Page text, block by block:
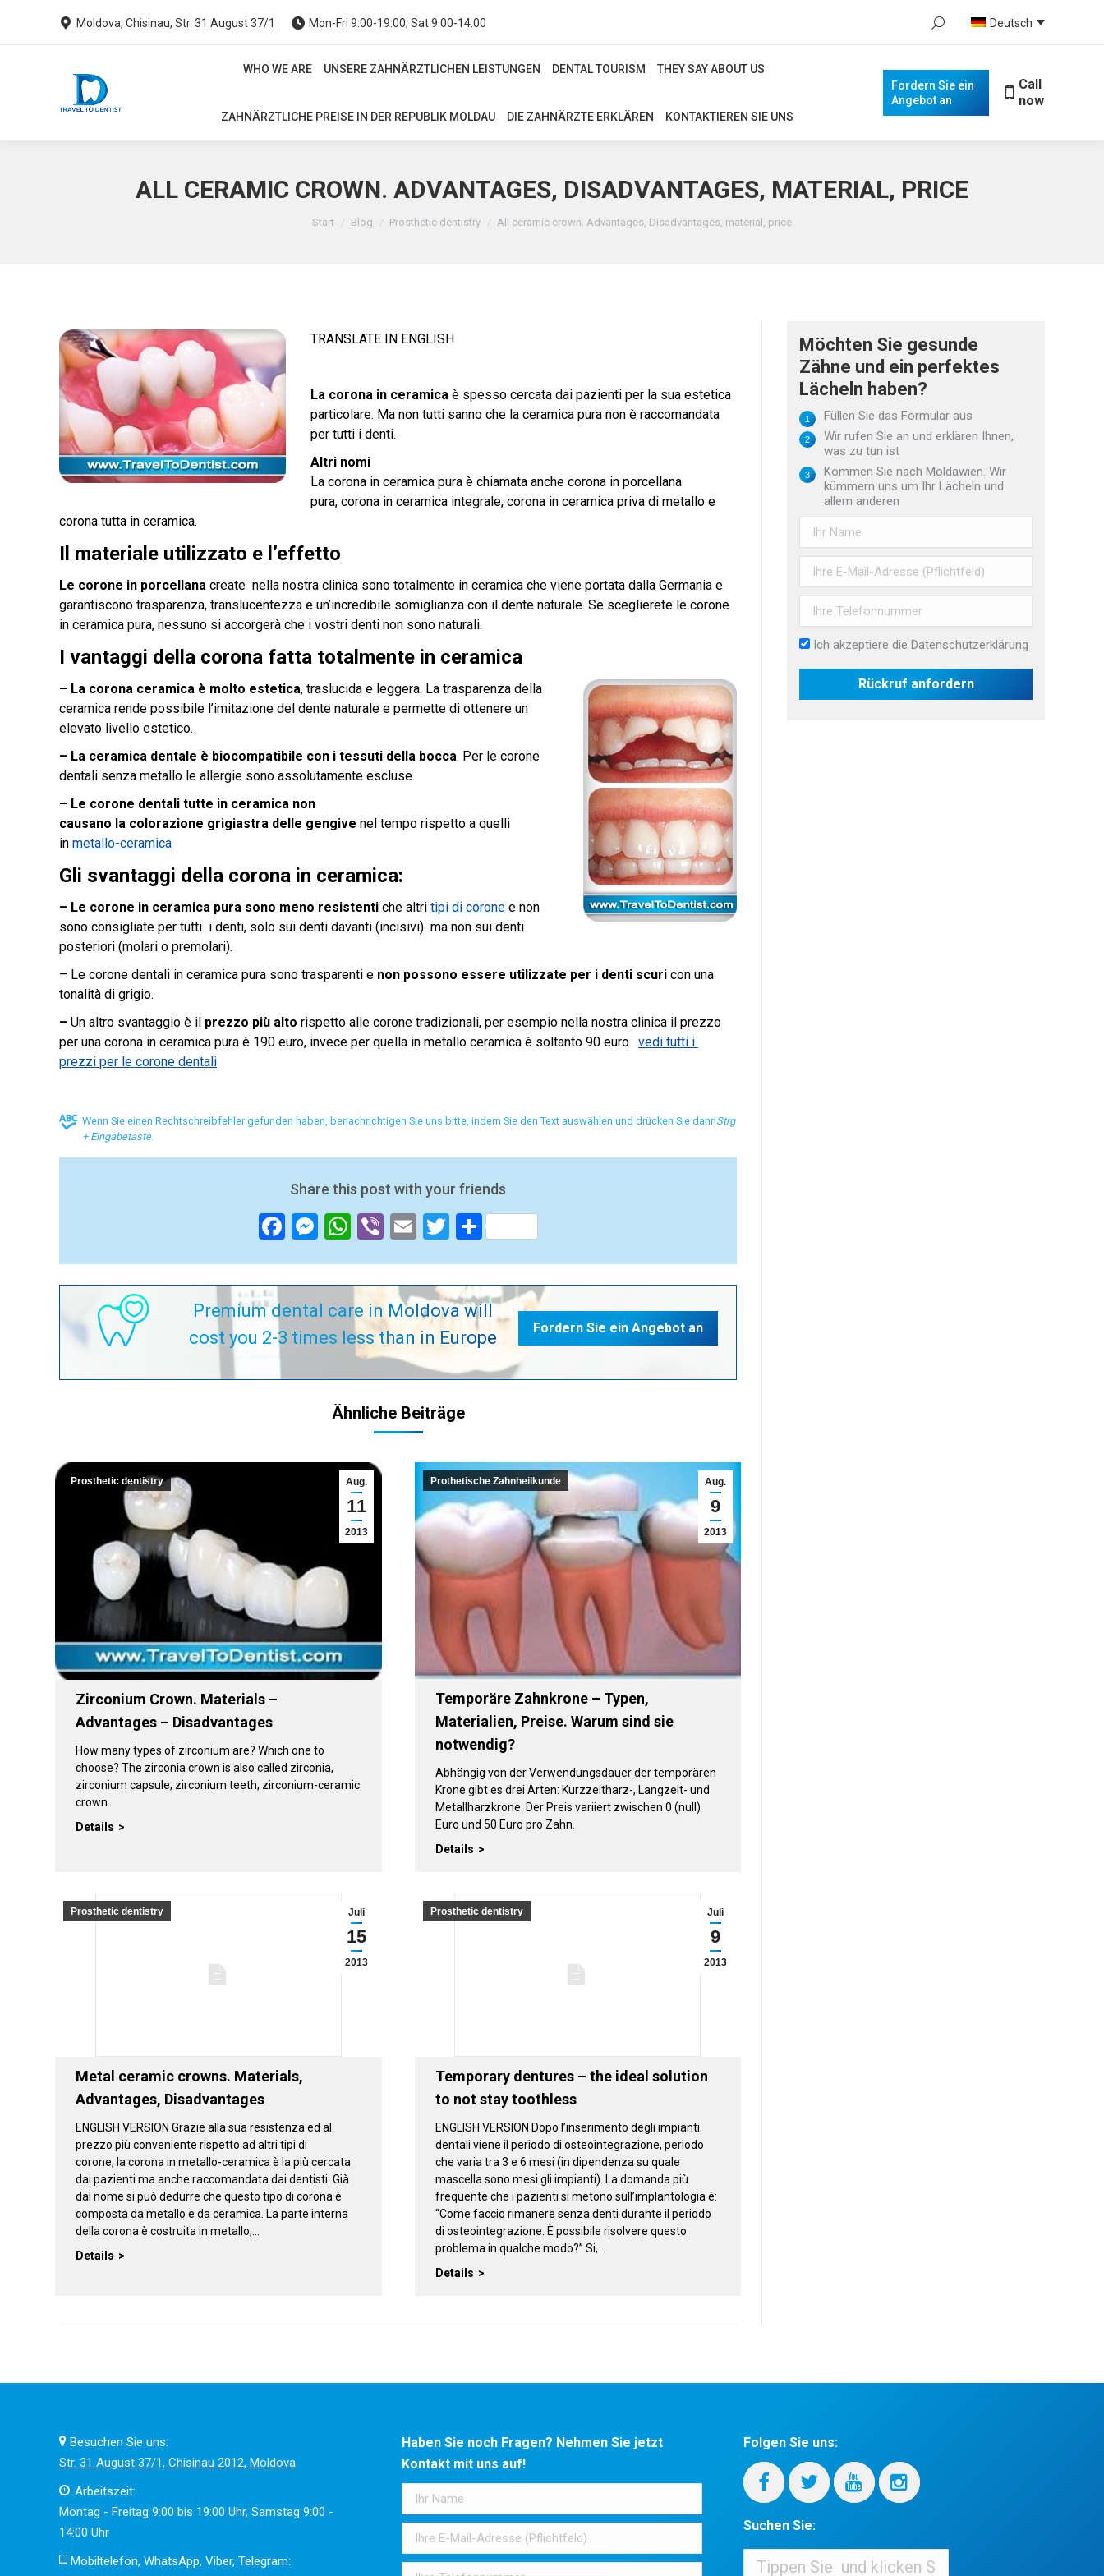
Moldova, Chisinau, Str. 31 August 37/1 Mon-Fri 9:00-19:00, Sat 9:00-14:00
When autocomplete results are
Deutsch
WHO WE ARE UNSERE ZAHNÄRZTLICHEN LEISTUNGEN DENTAL TOURISM THEY SAY ABOUT US
ZAHNÄRZTLICHE PREISE IN DER REPUBLIK MOLDAU DIE ZAHNÄRZTE ERKLÄREN KONTAKTIEREN SIE UNS
Fordern Sie ein
Angebot an
Call
now
ALL CERAMIC CROWN. ADVANTAGES, DISADVANTAGES, MATERIAL, PRICE
Sie befinden sich hier:
Start Blog Prosthetic dentistry All ceramic crown. Advantages, Disadvantages, material, price
TRANSLATE IN ENGLISH
La corona in ceramica è spesso cercata dai pazienti per la sua estetica
particolare. Ma non tutti sanno che la ceramica pura non è raccomandata
per tutti i denti.
Altri nomi
La corona in ceramica pura è chiamata anche corona in porcellana
pura, corona in ceramica integrale, corona in ceramica priva di metallo e
corona tutta in ceramica.
Il materiale utilizzato e l’effetto
Le corone in porcellana create nella nostra clinica sono totalmente in ceramica che viene portata dalla Germania e
garantiscono trasparenza, translucentezza e un’incredibile somiglianza con il dente naturale. Se sceglierete le corone
in ceramica pura, nessuno si accorgerà che i vostri denti non sono naturali.
I vantaggi della corona fatta totalmente in ceramica
– La corona ceramica è molto estetica, traslucida e leggera. La trasparenza della
ceramica rende possibile l’imitazione del dente naturale e permette di ottenere un
elevato livello estetico.
– La ceramica dentale è biocompatibile con i tessuti della bocca. Per le corone
dentali senza metallo le allergie sono assolutamente escluse.
– Le corone dentali tutte in ceramica non
causano la colorazione grigiastra delle gengive nel tempo rispetto a quelli
in metallo-ceramica
Gli svantaggi della corona in ceramica:
– Le corone in ceramica pura sono meno resistenti che altri tipi di corone e non
sono consigliate per tutti i denti, solo sui denti davanti (incisivi) ma non sui denti
posteriori (molari o premolari).
– Le corone dentali in ceramica pura sono trasparenti e non possono essere utilizzate per i denti scuri con una
tonalità di grigio.
– Un altro svantaggio è il prezzo più alto rispetto alle corone tradizionali, per esempio nella nostra clinica il prezzo
per una corona in ceramica pura è 190 euro, invece per quella in metallo ceramica è soltanto 90 euro. vedi tutti i
prezzi per le corone dentali
Wenn Sie einen Rechtschreibfehler gefunden haben, benachrichtigen Sie uns bitte, indem Sie den Text auswählen und drücken Sie dannStrg
+ Eingabetaste.
Share this post with your friends
Facebook
Messenger
WhatsApp
ViberEmailTwitter
Teilen
Premium dental care in Moldova will
cost you 2-3 times less than in Europe
Fordern Sie ein Angebot an
Ähnliche Beiträge
Prosthetic dentistry Aug.
11
2013
Zirconium Crown. Materials –
Advantages – Disadvantages
How many types of zirconium are? Which one to
choose? The zirconia crown is also called zirconia,
zirconium capsule, zirconium teeth, zirconium-ceramic
crown.
Details
Prothetische Zahnheilkunde Aug.
9
2013
Temporäre Zahnkrone – Typen,
Materialien, Preise. Warum sind sie
notwendig?
Abhängig von der Verwendungsdauer der temporären
Krone gibt es drei Arten: Kurzzeitharz-, Langzeit- und
Metallharzkrone. Der Preis variiert zwischen 0 (null)
Euro und 50 Euro pro Zahn.
Details
Prosthetic dentistry Juli
15
2013
Metal ceramic crowns. Materials,
Advantages, Disadvantages
ENGLISH VERSION Grazie alla sua resistenza ed al
prezzo più conveniente rispetto ad altri tipi di
corone, la corona in metallo-ceramica è la più cercata
dai pazienti ma anche raccomandata dai dentisti. Già
dal nome si può dedurre che questo tipo di corona è
composta da metallo e da ceramica. La parte interna
della corona è costruita in metallo,…
Details
Prosthetic dentistry Juli
9
2013
Temporary dentures – the ideal solution
to not stay toothless
ENGLISH VERSION Dopo l’inserimento degli impianti
dentali viene il periodo di osteointegrazione, periodo
che varia tra 3 e 6 mesi (in dipendenza su quale
mascella sono mesi gli impianti). La domanda più
frequente che i pazienti si metono sull’implantologia è:
“Come faccio rimanere senza denti durante il periodo
di osteointegrazione. È possibile risolvere questo
problema in qualche modo?” Si,…
Details
Möchten Sie gesunde
Zähne und ein perfektes
Lächeln haben?
Füllen Sie das Formular aus
Wir rufen Sie an und erklären Ihnen,
was zu tun ist
Kommen Sie nach Moldawien. Wir
kümmern uns um Ihr Lächeln und
allem anderen
Ich akzeptiere die Datenschutzerklärung
Besuchen Sie uns:
Str. 31 August 37/1, Chisinau 2012, Moldova
Arbeitszeit:
Montag - Freitag 9:00 bis 19:00 Uhr, Samstag 9:00 -
14:00 Uhr
Mobiltelefon, WhatsApp, Viber, Telegram:
Haben Sie noch Fragen? Nehmen Sie jetzt
Kontakt mit uns auf!
Folgen Sie uns:
Suchen Sie:
Suchen
WHO WE ARE UNSERE ZAHNÄRZTLICHEN LEISTUNGEN
ZAHNÄRZTLICHE PREISE IN DER REPUBLIK MOLDAU DIE ZAHNÄRZTE ERKLÄREN KONTAKTIEREN SIE UNS